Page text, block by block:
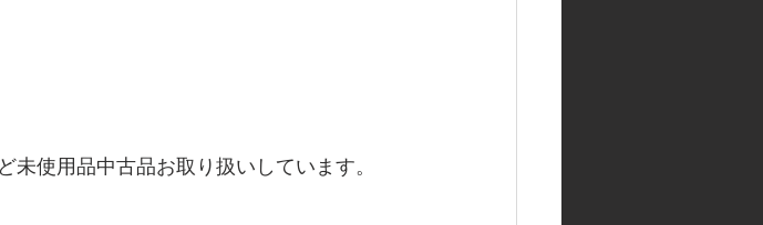
使用品中古品お取り扱いしています。